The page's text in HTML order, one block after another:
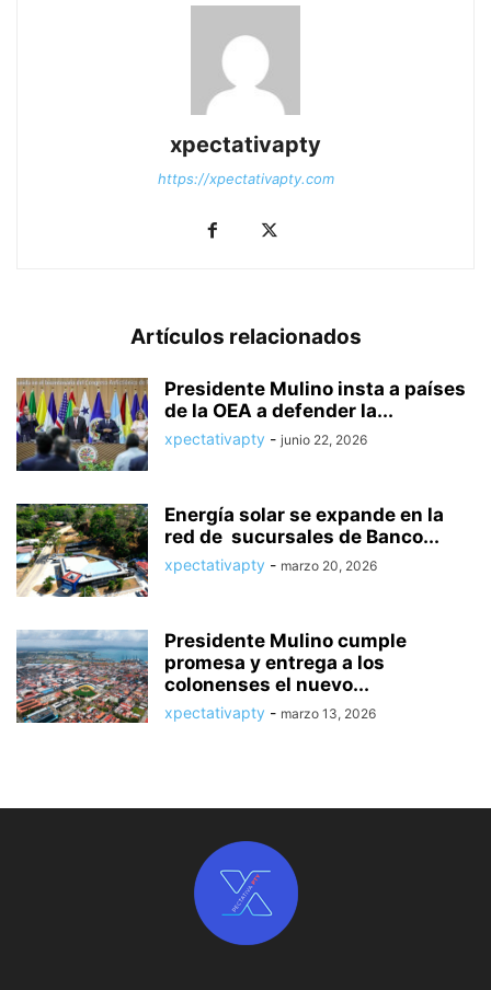
xpectativapty
https://xpectativapty.com
Artículos relacionados
Presidente Mulino insta a países
de la OEA a defender la...
xpectativapty - junio 22, 2026
Energía solar se expande en la
red de sucursales de Banco...
xpectativapty - marzo 20, 2026
Presidente Mulino cumple
promesa y entrega a los
colonenses el nuevo...
xpectativapty - marzo 13, 2026